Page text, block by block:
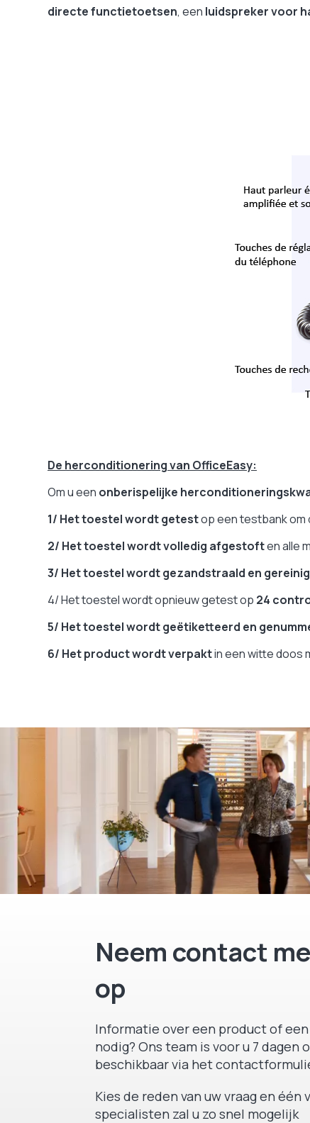
Verenigbaar Microsoft Teams SIP gateway
directe functietoetsen, een luidspreker voor
De herconditionering van OfficeEasy:
Om u een onberispelijke
1/ Het toestel wordt getestop een testbank
2/ Het toestel wordt volledig afgestoften alle
3/ Het toestel wordt gezandstraald en
4/ Het toestel wordt opnieuw getest op 24
5/ Het toestel wordt geëtiketteerd en
6/ Het product wordt verpaktin een witte doos
Neem contact
op
Informatie over een product of
nodig? Ons team is voor u 7 dagen
beschikbaar via het
Kies de reden van uw vraag en één
specialisten zal u zo snel mogelijk